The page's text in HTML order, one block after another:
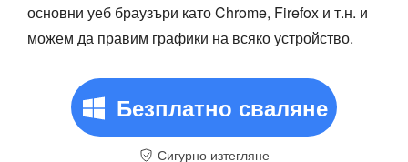
основни уеб браузъри като Chrome, Firefox и т.н. и
можем да правим графики на всяко устройство.
Безплатно сваляне
Сигурно изтегляне